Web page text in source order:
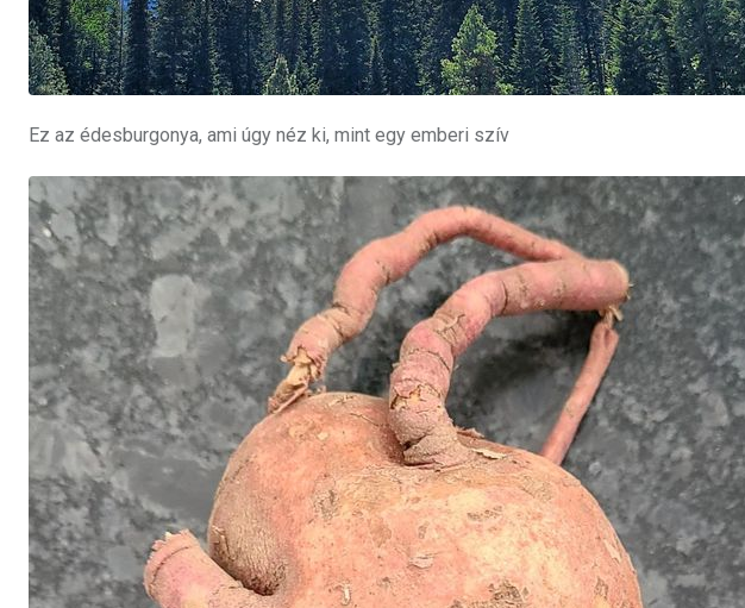
Ez az édesburgonya, ami úgy néz ki, mint egy emberi szív